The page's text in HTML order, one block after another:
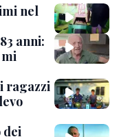
nel
anni:
ragazzi
dei